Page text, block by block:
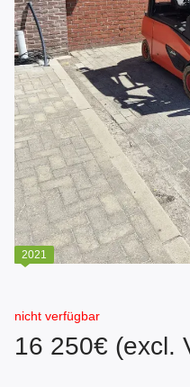
2021
nicht verfügbar
16 250€ (excl.